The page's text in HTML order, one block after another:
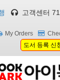
고객센터
My Orders
도서 등록 신